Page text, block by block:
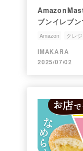
ブンイレブ
Amazon クレ
IMAKARA
2025/07/02